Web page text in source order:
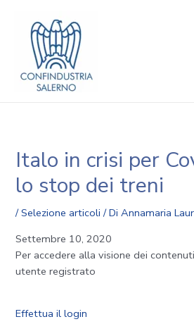
contenuto
Italo in crisi per
lo stop dei treni
/Selezione articoli / DiAnnamaria
Settembre 10, 2020
Per accedere alla visione dei
utente registrato
Effettua il login
articoli